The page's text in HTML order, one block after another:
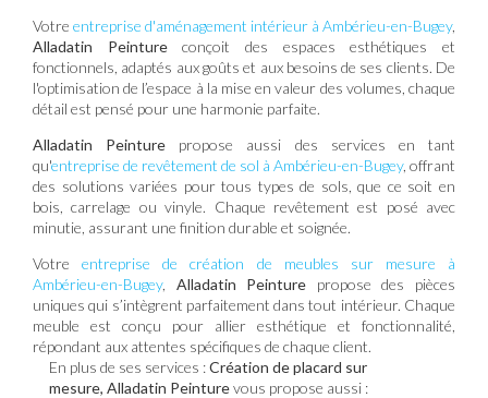
Votre entreprise d'aménagement intérieur à Ambérieu-en-Bugey,
Alladatin Peintureconçoit des espaces esthétiques et
fonctionnels, adaptés aux goûts et aux besoins de ses clients. De
l'optimisation de l’espace à la mise en valeur des volumes, chaque
détail est pensé pour une harmonie parfaite.
Alladatin Peinture propose aussi des services en tant
qu'entreprise de revêtement de sol à Ambérieu-en-Bugey, offrant
des solutions variées pour tous types de sols, que ce soit en
bois, carrelage ou vinyle. Chaque revêtement est posé avec
minutie, assurant une finition durable et soignée.
Votreentreprise de création de meubles sur mesure à
Ambérieu-en-Bugey, Alladatin Peinture propose des pièces
uniques qui s’intègrent parfaitement dans tout intérieur. Chaque
meuble est conçu pour allier esthétique et fonctionnalité,
répondant aux attentes spécifiques de chaque client.
En plus de ses services :Création de placard sur
mesure, Alladatin Peinturevous propose aussi :